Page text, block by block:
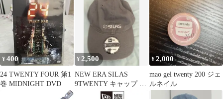
ター 無地 ブラック M/L
920ES TYPEWRITER
BASIC BLK 261
¥400
24 TWENTY FOUR 第1
巻 MIDNIGHT DVD
¥ 2,500
NEW ERA SILAS
9TWENTY キャップ グ
¥2,000
mao gel twenty 200 ジェ
ルネイル